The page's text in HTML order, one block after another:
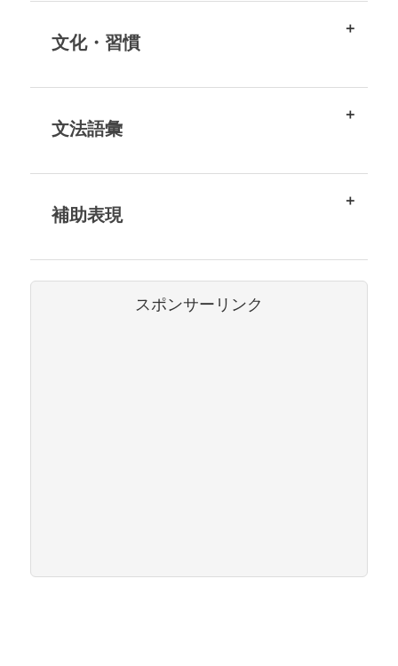
文化・習慣
文法語彙
補助表現
スポンサーリンク